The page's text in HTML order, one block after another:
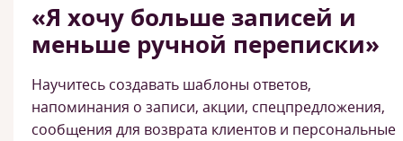
«Я хочу больше записей и
меньше ручной переписки»
Научитесь создавать шаблоны ответов,
напоминания о записи, акции, спецпредложения,
сообщения для возврата клиентов и персональные